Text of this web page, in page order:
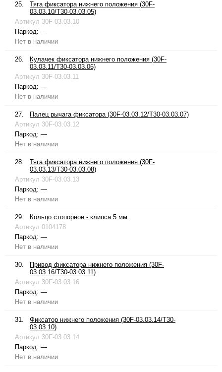
25.
Тяга фиксатора нижнего положения (30F-
03.03.10/T30-03.03.05)
Артикул 30F-03.03.10
Паркод: —
Нет в наличии
26.
Кулачек фиксатора нижнего положения (30F-
03.03.11/T30-03.03.06)
Артикул 30F-03.03.11
Паркод: —
Нет в наличии
27.
Палец рычага фиксатора (30F-03.03.12/T30-03.03.07)
Артикул 30F-03.03.12
Паркод: —
Нет в наличии
28.
Тяга фиксатора нижнего положения (30F-
03.03.13/T30-03.03.08)
Артикул 30F-03.03.13
Паркод: —
Нет в наличии
29.
Кольцо стопорное - клипса 5 мм.
Артикул 0104178
Паркод: —
Нет в наличии
30.
Привод фиксатора нижнего положения (30F-
03.03.16/T30-03.03.11)
Артикул 30F-03.03.16
Паркод: —
Нет в наличии
31.
Фиксатор нижнего положения (30F-03.03.14/T30-
03.03.10)
Артикул 30F-03.03.14
Паркод: —
Нет в наличии